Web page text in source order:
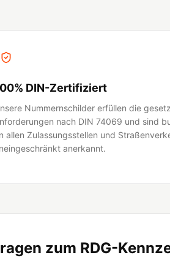
DIN-Zertifiziert
Nummernschilder erfüllen die
nach DIN 74069 und sind
allen Zulassungsstellen und
anerkannt.
zum RDG-